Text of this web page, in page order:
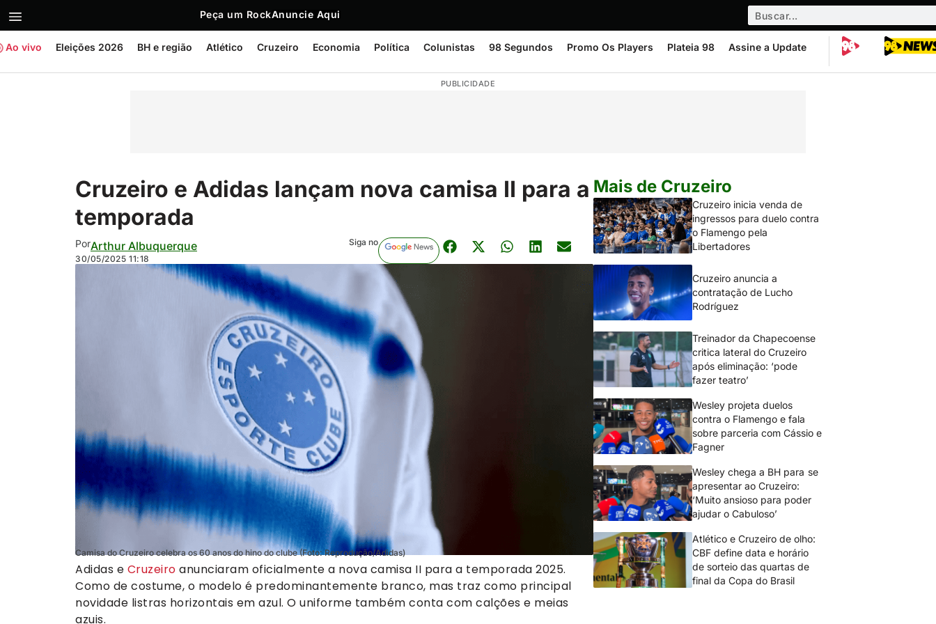
Peça um RockAnuncie Aqui
Ao vivo Eleições 2026 BH e região Atlético Cruzeiro Economia Política Colunistas 98 Segundos Promo Os Players Plateia 98 Assine a Update
PUBLICIDADE
Cruzeiro e Adidas lançam nova camisa II para a
temporada
PorArthur Albuquerque
30/05/2025 11:18
Siga no
Camisa do Cruzeiro celebra os 60 anos do hino do clube (Foto: Reprodução/Adidas)
Adidas e Cruzeiro anunciaram oficialmente a nova camisa II para a temporada 2025.
Como de costume, o modelo é predominantemente branco, mas traz como principal
novidade listras horizontais em azul. O uniforme também conta com calções e meias
azuis.
Mais de Cruzeiro
Cruzeiro inicia venda de
ingressos para duelo contra
o Flamengo pela
Libertadores
Cruzeiro anuncia a
contratação de Lucho
Rodríguez
Treinador da Chapecoense
critica lateral do Cruzeiro
após eliminação: ‘pode
fazer teatro’
Wesley projeta duelos
contra o Flamengo e fala
sobre parceria com Cássio e
Fagner
Wesley chega a BH para se
apresentar ao Cruzeiro:
‘Muito ansioso para poder
ajudar o Cabuloso’
Atlético e Cruzeiro de olho:
CBF define data e horário
de sorteio das quartas de
final da Copa do Brasil